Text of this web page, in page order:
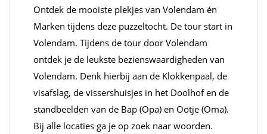
Ontdek de mooiste plekjes van Volendam én
Marken tijdens deze puzzeltocht. De tour start in
Volendam. Tijdens de tour door Volendam
ontdek je de leukste bezienswaardigheden van
Volendam. Denk hierbij aan de Klokkenpaal, de
visafslag, de vissershuisjes in het Doolhof en de
standbeelden van de Bap (Opa) en Ootje (Oma).
Bij alle locaties ga je op zoek naar woorden.